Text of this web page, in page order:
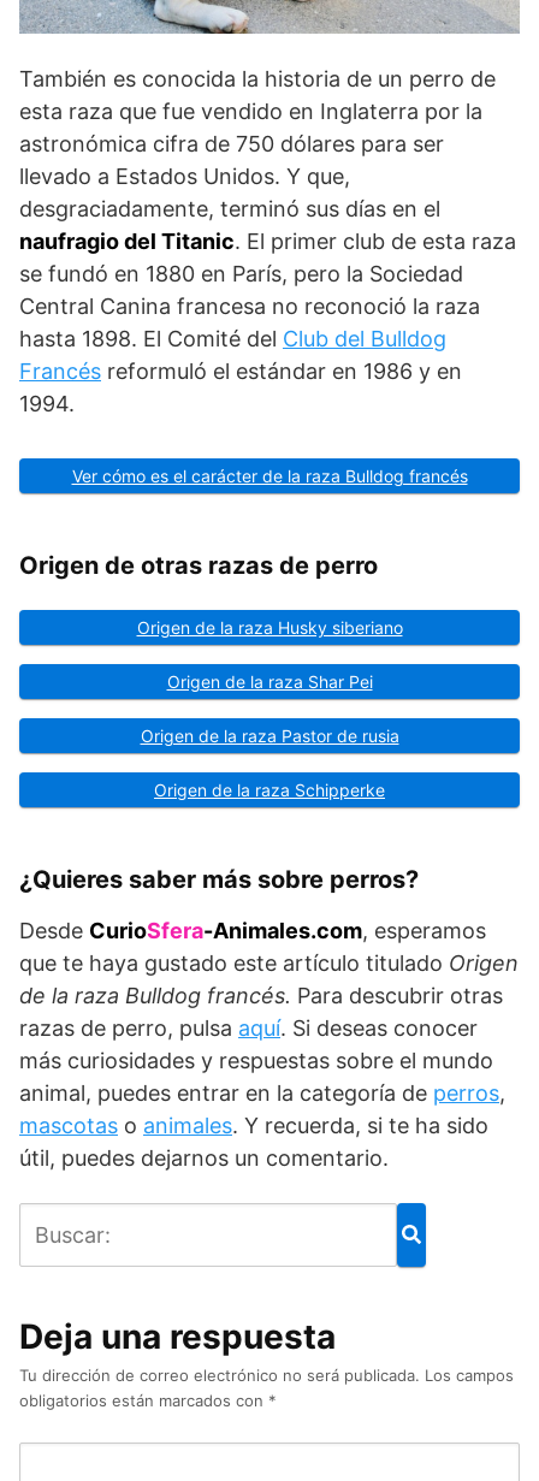
También es conocida la historia de un perro de
esta raza que fue vendido en Inglaterra por la
astronómica cifra de 750 dólares para ser
llevado a Estados Unidos. Y que,
desgraciadamente, terminó sus días en el
naufragio del Titanic. El primer club de esta raza
se fundó en 1880 en París, pero la Sociedad
Central Canina francesa no reconoció la raza
hasta 1898. El Comité del Club del Bulldog
Francés reformuló el estándar en 1986 y en
1994.
Ver cómo es el carácter de la raza Bulldog francés
Origen de otras razas de perro
Origen de la raza Husky siberiano
Origen de la raza Shar Pei
Origen de la raza Pastor de rusia
Origen de la raza Schipperke
¿Quieres saber más sobre perros?
Desde CurioSfera-Animales.com, esperamos
que te haya gustado este artículo titulado Origen
de la raza Bulldog francés. Para descubrir otras
razas de perro, pulsa aquí. Si deseas conocer
más curiosidades y respuestas sobre el mundo
animal, puedes entrar en la categoría de perros,
mascotas o animales. Y recuerda, si te ha sido
útil, puedes dejarnos un comentario.
Deja una respuesta
Tu dirección de correo electrónico no será publicada. Los campos
obligatorios están marcados con *